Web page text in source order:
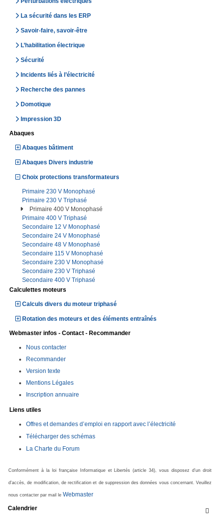
La sécurité dans les ERP
Savoir-faire, savoir-être
L’habilitation électrique
Sécurité
Incidents liés à l’électricité
Recherche des pannes
Domotique
Impression 3D
Abaques
Abaques bâtiment
Abaques Divers industrie
Choix protections transformateurs
Primaire 230 V Monophasé
Primaire 230 V Triphasé
Primaire 400 V Monophasé
Primaire 400 V Triphasé
Secondaire 12 V Monophasé
Secondaire 24 V Monophasé
Secondaire 48 V Monophasé
Secondaire 115 V Monophasé
Secondaire 230 V Monophasé
Secondaire 230 V Triphasé
Secondaire 400 V Triphasé
Calculettes moteurs
Calculs divers du moteur triphasé
Rotation des moteurs et des éléments entraînés
Webmaster infos - Contact - Recommander
Nous contacter
Recommander
Version texte
Mentions Légales
Inscription annuaire
Liens utiles
Offres et demandes d’emploi en rapport avec l’électricité
Télécharger des schémas
La Charte du Forum
Conformément à la loi française Informatique et Libertés (article 34), vous disposez d'un droit
d'accès, de modification, de rectification et de suppression des données vous concernant. Veuillez
nous contacter par mail le Webmaster

Calendrier